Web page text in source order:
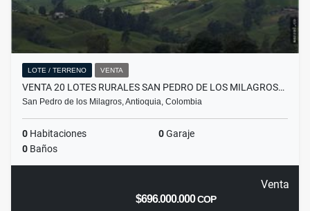
LOTE / TERRENO VENTA
VENTA 20 LOTES RURALES SAN PEDRO DE LOS MILAGROS…
San Pedro de los Milagros, Antioquia, Colombia
0 Habitaciones 0Garaje
0 Baños
Venta
$696.000.000COP